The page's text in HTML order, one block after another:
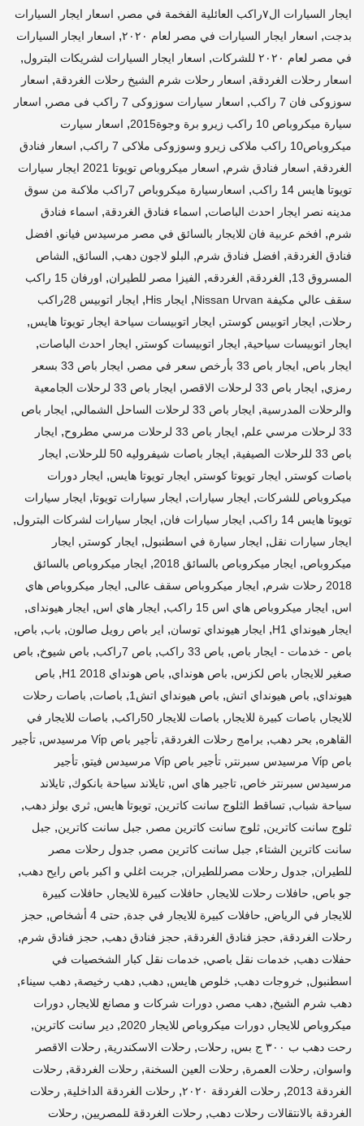
ايجار السيارات ال٧راكب العائلية الفخمة في مصر , اسعار ايجار السيارات
بدجت, اسعار ايجار السيارات في مصر لعام ٢٠٢٠ , اسعار ايجار السيارات
في مصر لعام ٢٠٢٠ للشركات
, اسعار ايجار السيارات لشريكات البترول,
اسعار رحلات الغردقة, اسعار رحلات شرم الشيخ رحلات الغردقة, اسعار
سوزوكى فان 7 راكب
, اسعار سيارات سوزوكى 7 راكب فى مصر , اسعار
سيارة ميكروباص 10 راكب زيرو برة وجوة2015
, اسعار سيارت
ميكروباص10 راكب ملاكى زيرو وسوزوكى ملاكى 7 راكب
, اسعار فنادق
الغردقة, اسعار فنادق شرم,
اسعار ميكروباص تويوتا 2021 ايجار سيارات
تويوتا هايس 14 راكب
,
اسعارسيارة ميكروباص 7راكب ملاكىة من سوق
مدينه نصر ايجار احدث الباصات, اسماء فنادق الغردقة, اسماء فنادق
شرم, افخم عربية فان للايجار بالسائق في مصر مرسيدس فيانو, افضل
فنادق الغردقة, افضل فنادق شرم, البلو لاجون دهب, السائق, الشاص
المسروق 13
, الغردقة, الغردقه, الفيزا مصر للطيران,
اورفان 15 راكب
سقف عالي مكيفة Nissan Urvan
, ايجار His ,
ايجار اتوبيس 28راكب
رحلات, ايجار اتوبيس كوستر , ايجار اتوبيسات سياحة ايجار تويوتا هايس,
ايجار اتوبيسات سياحية, ايجار اتوبيسات كوستر , ايجار احدث الباصات,
ايجار باص, ايجار باص 33 بأرخص سعر في مصر ,
ايجار باص 33 بسعر
رمزي, ايجار باص 33 لرحلات الاقصر ,
ايجار باص 33 لرحلات الجامعية
والرحلات المدرسية, ايجار باص 33 لرحلات الساحل الشمالي , ايجار باص
33 لرحلات مرسي علم
, ايجار باص 33 لرحلات مرسي مطروح , ايجار
باص 33 للرحلات الصيفية
, ايجار باصات شيفروليه 50 للرحلات , ايجار
باصات كوستر , ايجار تويوتا كوستر , ايجار تويوتا هايس, ايجار دورات
ميكروباص للشركات, ايجار سيارات, ايجار سيارات تويوتا, ايجار سيارات
تويوتا هايس 14 راكب
, ايجار سيارات فان, ايجار سيارات لشركات البترول,
ايجار سيارات نقل, ايجار سيارة في اسطنبول, ايجار كوستر , ايجار
ميكروباص, ايجار ميكروباص بالسائق 2018 , ايجار ميكروباص بالسائق
2018 رحلات شرم
, ايجار ميكروباص سقف عالى, ايجار ميكروباص هاي
اس, ايجار ميكروباص هاي اس 15 راكب , ايجار هاي اس, ايجار هيونداى,
ايجار هيونداي H1 , ايجار هيونداي توسان, اير باص رويل صالون, باب, باص,
باص - خدمات - ايجار باص, باص 33 راكب , باص 7راكب , باص شيوخ, باص
صغير للايجار , باص لكزس, باص هونداي, باص هونداي H1 2018 , باص
هيونداي, باص هيونداي اتش, باص هيونداي اتش1 , باصات, باصات رحلات
للايجار , باصات كبيرة للايجار , باصات للايجار 50راكب , باصات للايجار في
القاهره, بحر دهب, برامج رحلات الغردقة, تأجير باص Vi̇p مرسيدس , تأجير
باص Vi̇p مرسيدس سبرنتر
, تأجير باص Vi̇p مرسيدس فيتو , تأجير
مرسيدس سبرنتر خاص, تاجير هاي اس, تايلاند سياحة بانكوك, تايلاند
سياحة شباب, تساقط الثلوج سانت كاترين, تويوتا هايس, ثري بولز دهب,
ثلوج سانت كاترين, ثلوج سانت كاترين مصر , جبل سانت كاترين, جبل
سانت كاترين الشتاء, جبل سانت كاترين مصر , جدول رحلات مصر
للطيران, جدول رحلات مصرللطيران, جربت اغلي و اكبر باص رايح دهب,
جو باص, حافلات رحلات للايجار , حافلات كبيرة للايجار , حافلات كبيرة
للايجار في الرياض, حافلات كبيرة للايجار في جدة, حتى 4 أشخاص , حجز
رحلات الغردقة, حجز فنادق الغردقة, حجز فنادق دهب, حجز فنادق شرم,
حفلات دهب, خدمات نقل باصي, خدمات نقل كبار الشخصيات في
اسطنبول, خروجات دهب, خلوص هايس, دهب, دهب رخيصة, دهب سيناء,
دهب شرم الشيخ, دهب مصر , دورات شركات و مصانع للايجار , دورات
ميكروباص للايجار , دورات ميكروباص للايجار 2020 , دير سانت كاترين,
رحت دهب ب ٣٠٠ ج بس , رحلات, رحلات الاسكندرية, رحلات الاقصر
واسوان, رحلات العمرة, رحلات العين السخنة, رحلات الغردقة, رحلات
الغردقة 2013
, رحلات الغردقة ٢٠٢٠ , رحلات الغردقة الداخلية, رحلات
الغردقة بالانتقالات رحلات دهب, رحلات الغردقة للمصريين, رحلات